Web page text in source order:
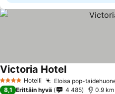
4 Tähtiluokitus
Hotelli Eloisa pop-
Victoria HotelKatso hinnat
8,1 Erittäin hyvä 4 485 0.9